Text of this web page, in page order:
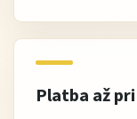
Aký má úložný
Kombináciu
Áno, jej čistý
Platba až